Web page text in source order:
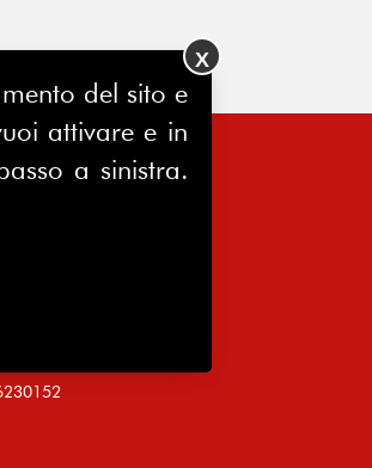
del sito e
attivare e in
a sinistra.
X